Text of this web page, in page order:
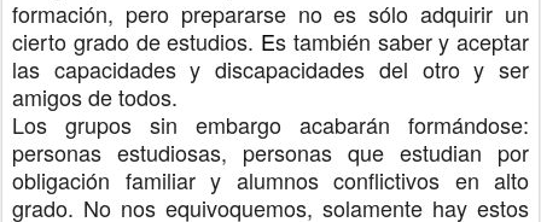
formación, pero prepararse no es sólo adquirir un
cierto grado de estudios. Es también saber y aceptar
las capacidades y discapacidades del otro y ser
amigos de todos.
Los grupos sin embargo acabarán formándose:
personas estudiosas, personas que estudian por
obligación familiar y alumnos conflictivos en alto
grado. No nos equivoquemos, solamente hay estos